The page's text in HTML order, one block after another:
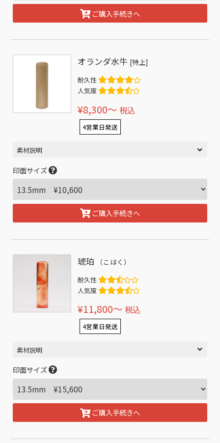
ご購入手続きへ
オランダ水牛 [特上]
耐久性
人気度
¥8,300〜 税込
4営業日発送
素材説明
印面サイズ
ご購入手続きへ
琥珀 （こはく）
耐久性
人気度
¥11,800〜 税込
4営業日発送
素材説明
印面サイズ
ご購入手続きへ